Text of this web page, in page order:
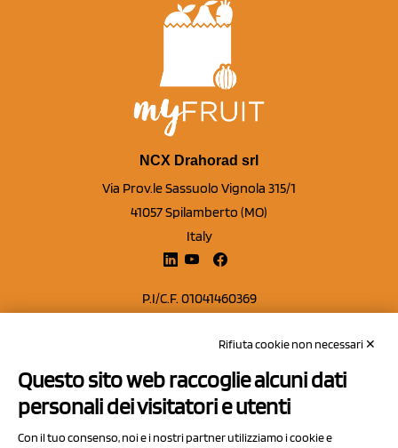
NCX Drahorad srl
Via Prov.le Sassuolo Vignola 315/1
41057 Spilamberto (MO)
Italy
P.I/C.F. 01041460369
Capitale sociale Euro 50.000,00 i.v.
Contatti
Rifiuta cookie non necessari ✕
Questo sito web raccoglie alcuni dati
personali dei visitatori e utenti
Con il tuo consenso, noi e i nostri partner utilizziamo i cookie e